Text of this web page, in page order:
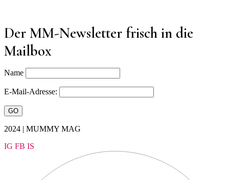
Der MM-Newsletter frisch in die
Mailbox
Name
E-Mail-Adresse:
2024 | MUMMY MAG
IG FB IS